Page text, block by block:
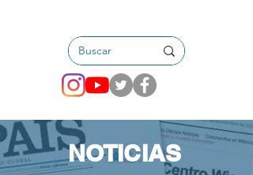
NOTICIAS